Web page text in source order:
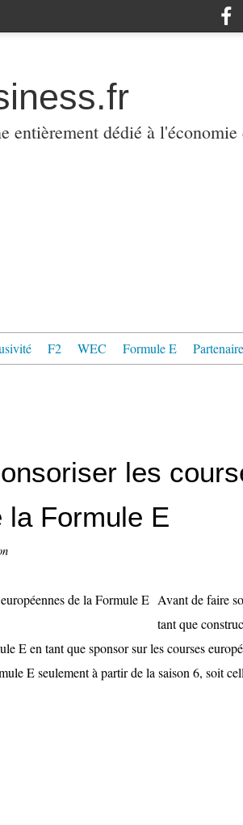
entièrement dédié à
F2 WEC Formule E
les
la Formule E
Avant de faire
tant que
E en tant que sponsor sur les courses
E seulement à partir de la saison 6, soit